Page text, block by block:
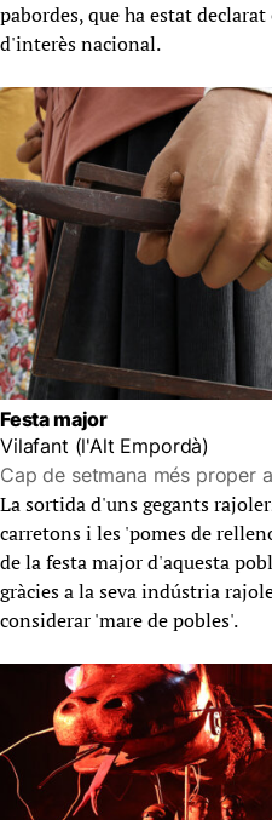
pabordes, que ha estat
d'interès nacional.
Festa major
Vilafant (l'Alt Empordà)
Cap de setmana més proper
La sortida d'uns gegants
carretons i les 'pomes de
de la festa major d'aquesta
gràcies a la seva indústria
considerar 'mare de pobles'.